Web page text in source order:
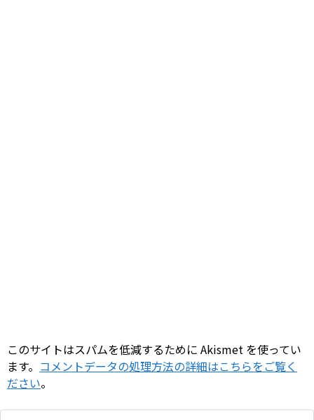
このサイトはスパムを低減するために Akismet を使ってい
ます。 コメントデータの処理方法の詳細はこちらをご覧く
ださい。